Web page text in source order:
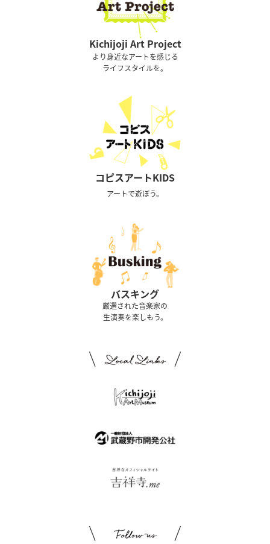
Kichijoji Art Project
より身近なアートを感じる
ライフスタイルを。
コピスアートKIDS
アートで遊ぼう。
バスキング
厳選された音楽家の
生演奏を楽しもう。